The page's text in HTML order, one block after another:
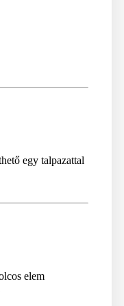
egy talpazattal
elem